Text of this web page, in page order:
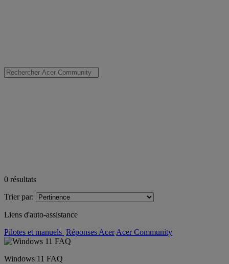
0 résultats
Trier par:
Liens d'auto-assistance
Pilotes et manuels Réponses Acer Acer Community
Windows 11 FAQ